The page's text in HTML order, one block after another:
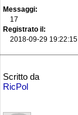
Messaggi
17
Registrato il
2018-09-29 19:22:15
Scritto da
RicPol